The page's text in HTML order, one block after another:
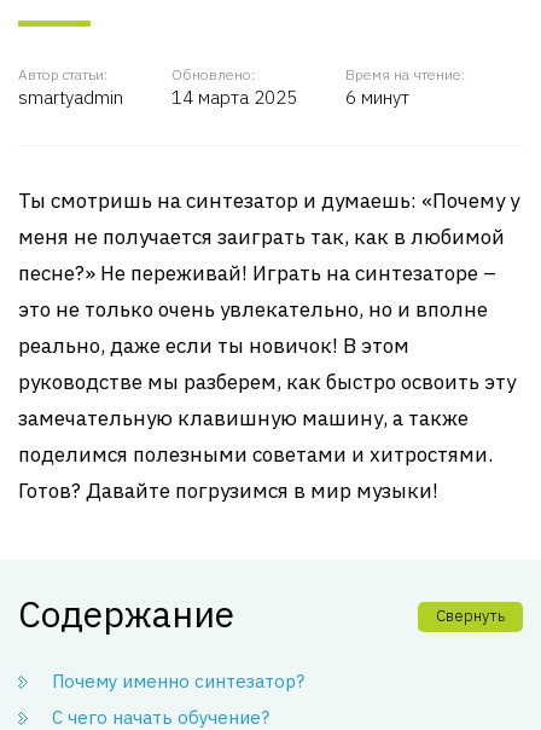
Автор статьи:
smartyadmin
Обновлено:
14 марта 2025
Время на чтение:
6 минут
Ты смотришь на синтезатор и думаешь: «Почему у
меня не получается заиграть так, как в любимой
песне?» Не переживай! Играть на синтезаторе –
это не только очень увлекательно, но и вполне
реально, даже если ты новичок! В этом
руководстве мы разберем, как быстро освоить эту
замечательную клавишную машину, а также
поделимся полезными советами и хитростями.
Готов? Давайте погрузимся в мир музыки!
Содержание Свернуть
Почему именно синтезатор?
С чего начать обучение?